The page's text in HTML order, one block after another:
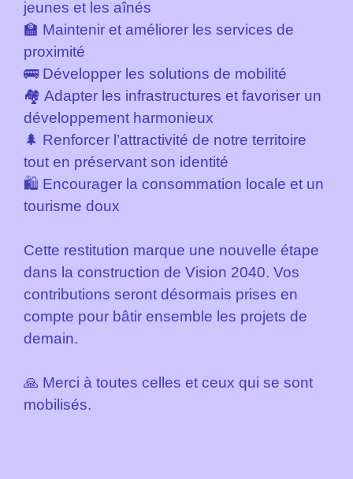
jeunes et les aînés
🏫 Maintenir et améliorer les services de
proximité
🚌 Développer les solutions de mobilité
🏘️ Adapter les infrastructures et favoriser un
développement harmonieux
🌲 Renforcer l’attractivité de notre territoire
tout en préservant son identité
🛍️ Encourager la consommation locale et un
tourisme doux
Cette restitution marque une nouvelle étape
dans la construction de Vision 2040. Vos
contributions seront désormais prises en
compte pour bâtir ensemble les projets de
demain.
🙏 Merci à toutes celles et ceux qui se sont
mobilisés.